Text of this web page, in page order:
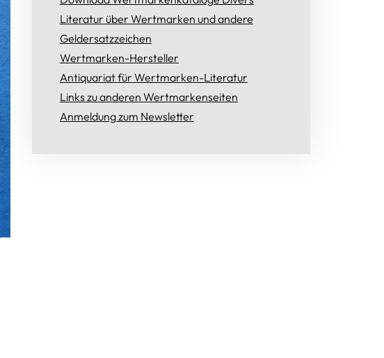
Literatur über Wertmarken und andere
Geldersatzzeichen
Wertmarken-Hersteller
Antiquariat für Wertmarken-Literatur
Links zu anderen Wertmarkenseiten
Anmeldung zum Newsletter